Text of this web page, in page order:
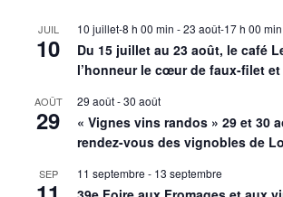
JUIL
10
10 juillet-8 h 00 min -23 août-17 h 00 min
Du 15 juillet au 23 août, le café
l’honneur le cœur de faux-filet
AOÛT
29
29 août-30 août
« Vignes vins randos » 29 et 30
rendez-vous des vignobles de
SEP 11 septembre - 13 septembre